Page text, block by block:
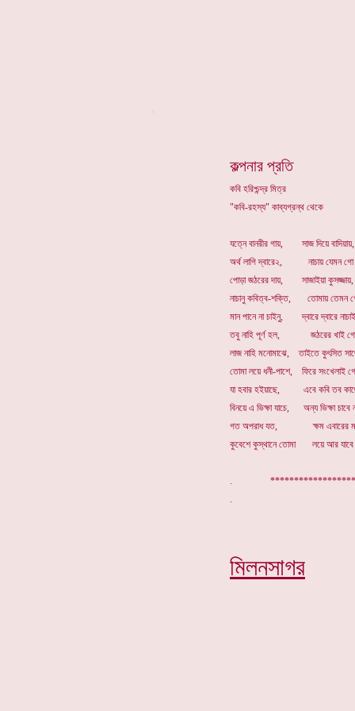
কল্পনার প্রতি
কবি হরিশ্চন্দ্র মিত্র
"কবি-রহস্য" কাব্যগ্রন্থ থেকে
যত্নে বানরীর গায়, সাজ দিয়ে বাদিয়ায়,
অর্থ লাগি দ্বারে২, নাচায় যেমন গো
পোড়া জঠরের দায়, সাজাইয়া কুসজ্জায়,
নাচানু কবিত্ব-শক্তি, তোমায় তেমন
মান পানে না চাইনু, দ্বারে দ্বারে
তবু নাহি পূর্ণ হল, জঠরের খাই
লাজ নাহি মনোমাঝে, তাইতে কুৎসিত
তোমা লয়ে ধনী-পাশে, ফিরে সংখেলাই
যা হবার হইয়াছে, এবে কবি তব
বিনয়ে এ ভিক্ষা যাচে, অন্য ভিক্ষা চাবে
গত অপরাধ যত, ক্ষম এবারের
কুবেশে কুস্থানে তোমা লয়ে আর যাবে
.
মিলনসাগর